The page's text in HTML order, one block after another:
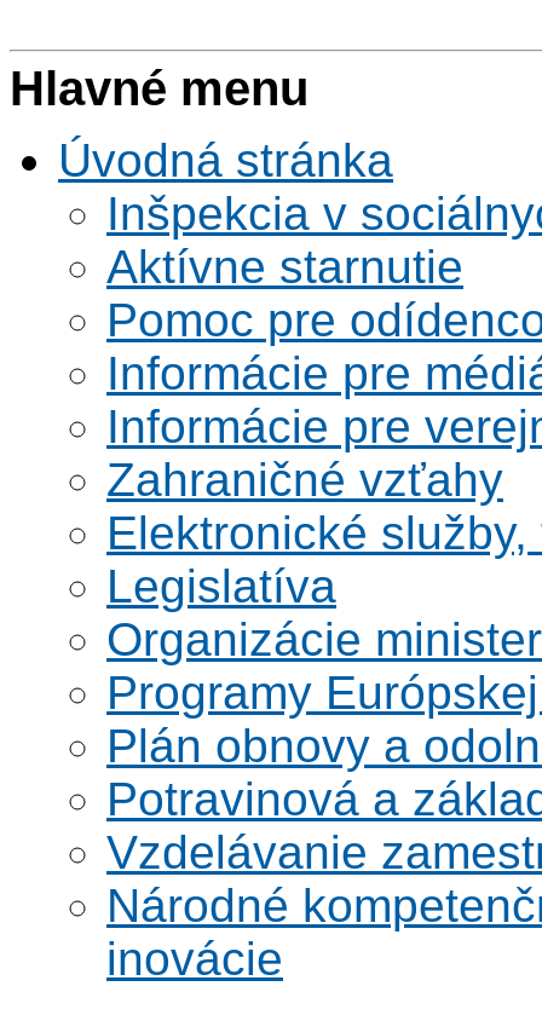
Hlavné menu
Úvodná stránka
Inšpekcia v
Aktívne starnutie
Pomoc pre
Informácie pre
Informácie pre
Zahraničné vzťahy
Elektronické
Legislatíva
Organizácie
Programy
Plán obnovy a
Potravinová a
Vzdelávanie
Národné
inovácie